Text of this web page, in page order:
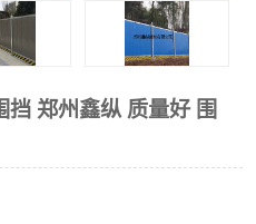
郑州鑫纵 质量好 围